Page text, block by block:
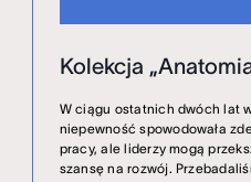
Kolekcja
W ciągu ostatnich dwóch lat
niepewność spowodowała
pracy, ale liderzy mogą
szansę na rozwój.